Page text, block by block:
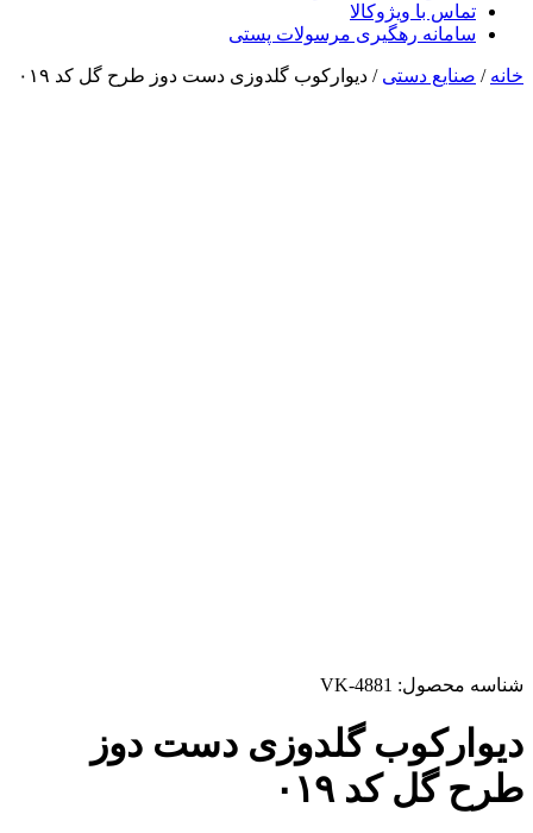
تماس با ویژوکالا
سامانه رهگیری مرسولات پستی
خانه / صنایع دستی / دیوارکوب گلدوزی دست دوز طرح گل کد ۰۱۹
شناسه محصول: VK-4881
دیوارکوب گلدوزی دست دوز
طرح گل کد ۰۱۹